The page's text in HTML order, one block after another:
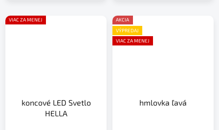
VIAC ZA MENEJ
koncové LED Svetlo
HELLA
AKCIA
VÝPREDAJ
VIAC ZA MENEJ
hmlovka ľavá